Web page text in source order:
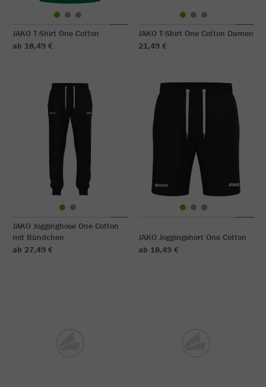
JAKO T-Shirt One Cotton
ab 18,49 €
JAKO T-Shirt One Cotton Damen
21,49 €
JAKO Jogginghose One Cotton
mit Bündchen
ab 27,49 €
JAKO Joggingshort One Cotton
ab 18,49 €